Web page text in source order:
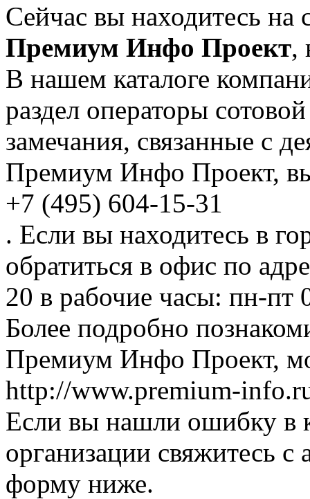
Сейчас вы находитесь на
Премиум Инфо Проект,
В нашем каталоге
раздел операторы
замечания, связанные с
Премиум Инфо Проект,
+7 (495) 604-15-31
. Если вы находитесь в
обратиться в офис по
20 в рабочие часы: пн-пт
Более подробно
Премиум Инфо Проект,
http://www.premium-
Если вы нашли ошибку в
организации свяжитесь
форму ниже.